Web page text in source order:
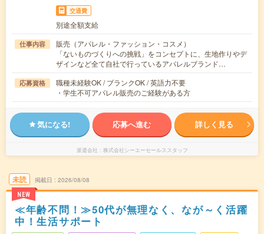
交通費
別途全額支給
仕事内容
販売（アパレル・ファッション・コスメ）
「ないものづくりへの挑戦」をコンセプトに、生地作りやデ
ザインなど全て自社で行っているアパレルブランド…
応募資格
職種未経験OK / ブランクOK / 英語力不要
・学生不可アパレル販売のご経験がある方
気になる! 応募へ進む 詳しく見る
派遣会社 株式会社シーエーセールススタッフ
未読
NEW
掲載日 2026/08/08
≪年齢不問！≫50代が無理なく、なが～く活躍
中！生活サポート